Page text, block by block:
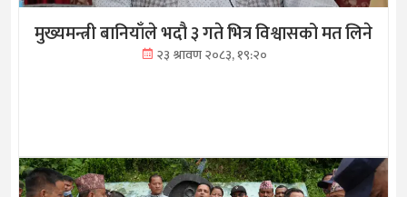
मुख्यमन्त्री बानियाँले भदौ ३ गते भित्र विश्वासको मत लिने
२३ श्रावण २०८३, १९:२०